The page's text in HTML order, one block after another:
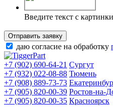
Введите текст с
Отправить заявку
даю согласие на обработку
+7 (902) 690-64-21 Сургут
+7 (932) 022-08-88 Тюмень
+7 (908) 889-73-73
+7 (905) 820-00-39 Ростов-на-
+7 (905) 820-00-35 Красноярск